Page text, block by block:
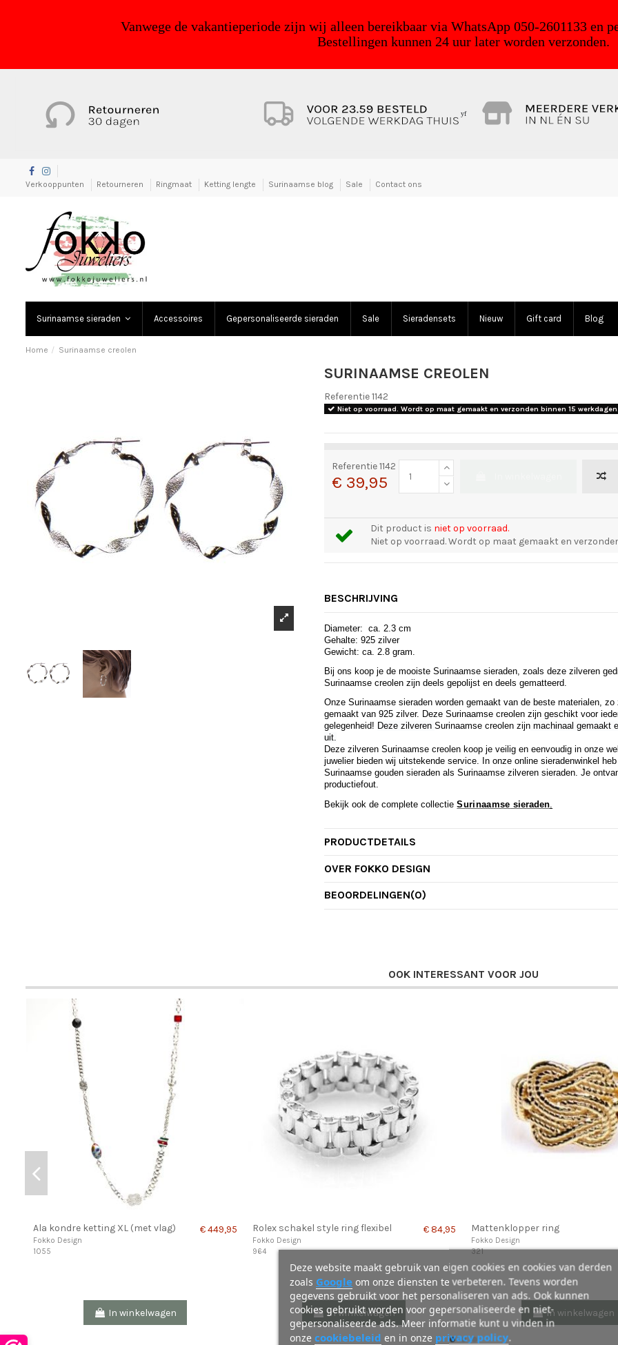
Vanwege de vakantieperiode zijn wij alleen bereikbaar via WhatsApp 050-2601133 en
Bestellingen kunnen 24 uur later worden verzonden.
yf
Verkooppunten Retourneren Ringmaat Ketting lengte Surinaamse blog Sale Contact ons
Surinaamse sieraden Accessoires Gepersonaliseerde sieraden Sale Sieradensets Nieuw Gift card Blog
Home Surinaamse creolen
SURINAAMSE CREOLEN
Referentie1142
Niet op voorraad. Wordt op maat gemaakt en verzonden binnen 15 werkdagen.
Referentie1142
€ 39,95
Dit product is niet op voorraad.
Niet op voorraad. Wordt op maat gemaakt en
BESCHRIJVING
Diameter: ca. 2.3 cm
Gehalte: 925 zilver
Gewicht: ca. 2.8 gram.
Bij ons koop je de mooiste Surinaamse sieraden, zoals deze zilveren
Surinaamse creolen zijn deels gepolijst en deels gematteerd.
Onze Surinaamse sieraden worden gemaakt van de beste materialen,
gemaakt van 925 zilver. Deze Surinaamse creolen zijn geschikt voor
gelegenheid! Deze zilverenSurinaamse creolen zijn machinaal gemaakt
uit.
Deze zilveren Surinaamse creolen koop je veilig en eenvoudig in onze
juwelier bieden wij uitstekende service. In onze online sieradenwinkel
Surinaamse gouden sieraden als Surinaamse zilveren sieraden. Je
productiefout.
Bekijk ook de complete collectieSurinaamse sieraden.
PRODUCTDETAILS
OVER FOKKO DESIGN
BEOORDELINGEN(0)
OOK INTERESSANT VOOR JOU
Ala kondre ketting XL (met vlag)
Fokko Design
1055
€ 449,95
In winkelwagen
Rolex schakel style ring flexibel
Fokko Design
964
€ 84,95
In winkelwagen
Mattenklopper ring
Fokko Design
321
In winkelwagen
Deze website maakt gebruik van eigen cookies en cookies van derden
zoals Googleom onze diensten te verbeteren. Tevens worden
gegevens gebruikt voor het personaliseren van ads. Ook kunnen
cookies gebruikt worden voor gepersonaliseerde en niet-
gepersonaliseerde ads. Meer informatie kunt u vinden in
onze cookiebeleid en in onze privacy policy.